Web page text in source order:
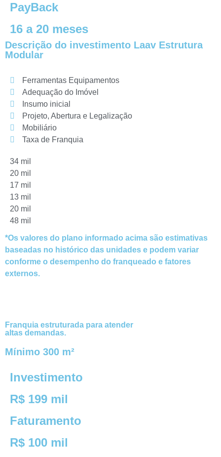
PayBack
16 a 20 meses
Descrição do investimento Laav Estrutura
Modular
Ferramentas Equipamentos
Adequação do Imóvel
Insumo inicial
Projeto, Abertura e Legalização
Mobiliário
Taxa de Franquia
34 mil
20 mil
17 mil
13 mil
20 mil
48 mil
*Os valores do plano informado acima são estimativas
baseadas no histórico das unidades e podem variar
conforme o desempenho do franqueado e fatores
externos.
Franquia estruturada para atender
altas demandas.
Mínimo 300 m²​
Investimento
R$ 199 mil
Faturamento
R$ 100 mil